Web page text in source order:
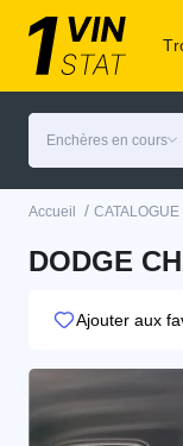
Enchères en cours
Accueil / CATALOGUE
DODGE
Ajouter aux